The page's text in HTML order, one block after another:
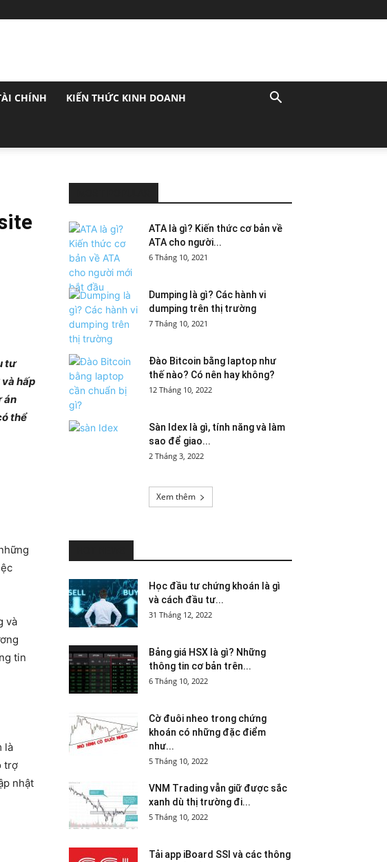
CHÍNH KIẾN THỨC KINH DOANH
tư
hấp
án
thể
và
tin
là
trợ
nhật
ATA là gì? Kiến thức cơ bản về
ATA cho người...
6 Tháng 10, 2021
Dumping là gì? Các hành vi
dumping trên thị trường
7 Tháng 10, 2021
Đào Bitcoin bằng laptop như
thế nào? Có nên hay không?
12 Tháng 10, 2022
Sàn Idex là gì, tính năng và làm
sao để giao...
2 Tháng 3, 2022
Xem thêm
Học đầu tư chứng khoán là gì
và cách đầu tư...
31 Tháng 12, 2022
Bảng giá HSX là gì? Những
thông tin cơ bản trên...
6 Tháng 10, 2022
Cờ đuôi nheo trong chứng
khoán có những đặc điểm
như...
5 Tháng 10, 2022
VNM Trading vẫn giữ được sắc
xanh dù thị trường đi...
5 Tháng 10, 2022
Tải app iBoard SSI và các thông